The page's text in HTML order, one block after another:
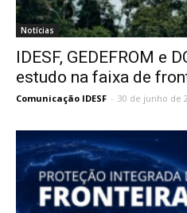
Notícias
IDESF, GEDEFROM e
estudo na faixa de
Comunicação IDESF - 30 de junho de